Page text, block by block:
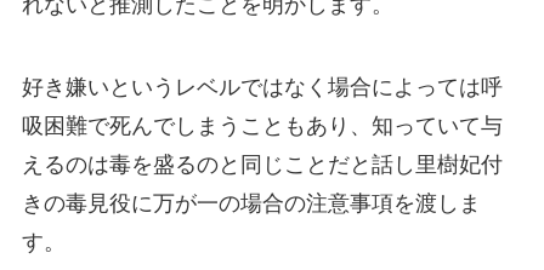
好き嫌いというレベルではなく場合によっては呼
吸困難で死んでしまうこともあり、知っていて与
えるのは毒を盛るのと同じことだと話し里樹妃付
きの毒見役に万が一の場合の注意事項を渡しま
す。